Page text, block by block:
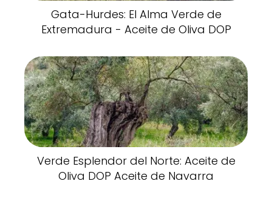
Gata-Hurdes: El Alma Verde de
Extremadura - Aceite de Oliva DOP
Verde Esplendor del Norte: Aceite de
Oliva DOP Aceite de Navarra